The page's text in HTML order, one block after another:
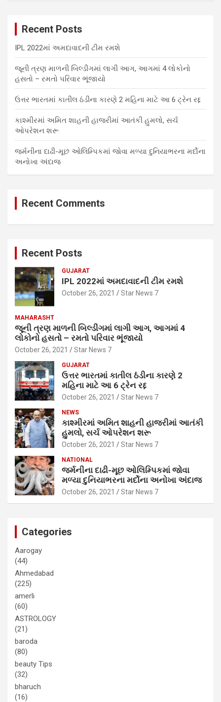
Recent Posts
IPL 2022માં અમદાવાદની ટીમ રમશે
જૂની ત્રણ માળની બિલ્ડીંગમાં લાગી આગ, આગમાં 4 લોકોનો
હસતો – રમતો પરિવાર ભૂંજાયો
ઉત્તર ભારતમાં કાતીલ ઠંડીના કારણે 2 મહિના માટે આ 6 ટ્રેન રદ્દ
કાશ્મીરમાં અમિત શાહની હાજરીમાં આતંકી હુમલો, સર્ચ
ઓપરેશન શરૂ
જર્મનીના દાઢી-મૂછ ઓલિમ્પિકમાં જોવા મળ્યા દુનિયાભરના મર્દોના
અનોખા અંદાજ
Recent Comments
Recent Posts
GUJARAT
IPL 2022માં અમદાવાદની ટીમ રમશે
October 26, 2021 Star News 7
MAHARASHT
જૂની ત્રણ માળની બિલ્ડીંગમાં લાગી આગ, આગમાં 4
લોકોનો હસતો – રમતો પરિવાર ભૂંજાયો
October 26, 2021 Star News 7
GUJARAT
ઉત્તર ભારતમાં કાતીલ ઠંડીના કારણે 2
મહિના માટે આ 6 ટ્રેન રદ્દ
October 26, 2021 Star News 7
NEWS
કાશ્મીરમાં અમિત શાહની હાજરીમાં આતંકી
હુમલો, સર્ચ ઓપરેશન શરૂ
October 26, 2021 Star News 7
NATIONAL
જર્મનીના દાઢી-મૂછ ઓલિમ્પિકમાં જોવા
મળ્યા દુનિયાભરના મર્દોના અનોખા અંદાજ
October 26, 2021 Star News 7
Categories
Aarogay
(44)
Ahmedabad
(225)
amerli
(60)
ASTROLOGY
(21)
baroda
(80)
beauty Tips
(32)
bharuch
(16)